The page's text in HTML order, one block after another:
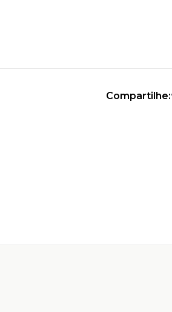
Compartilhe: